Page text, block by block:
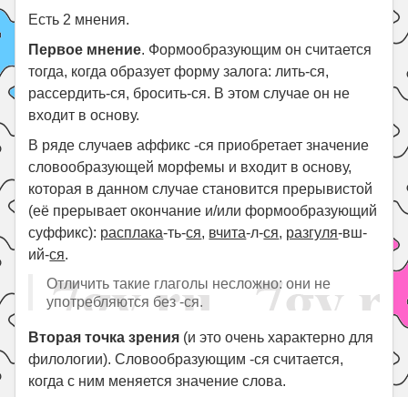
Есть 2 мнения.
Первое мнение. Формообразующим он считается
тогда, когда образует форму залога: лить-ся,
рассердить-ся, бросить-ся. В этом случае он не
входит в основу.
В ряде случаев аффикс -ся приобретает значение
словообразующей морфемы и входит в основу,
которая в данном случае становится прерывистой
(её прерывает окончание и/или формообразующий
суффикс): расплака-ть-ся, вчита-л-ся, разгуля-вш-
ий-ся.
Отличить такие глаголы несложно: они не
употребляются без -ся.
Вторая точка зрения (и это очень характерно для
филологии). Словообразующим -ся считается,
когда с ним меняется значение слова.